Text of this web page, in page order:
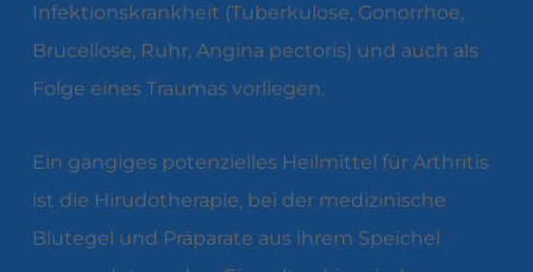
Infektionskrankheit (Tuberkulose, Gonorrhoe,
Brucellose, Ruhr, Angina pectoris) und auch als
Folge eines Traumas vorliegen.
Ein gängiges potenzielles Heilmittel für Arthritis
ist die Hirudotherapie, bei der medizinische
Blutegel und Präparate aus ihrem Speichel